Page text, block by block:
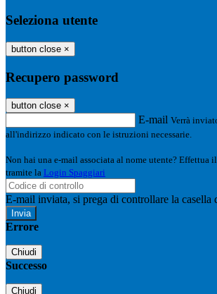
Seleziona utente
button close ×
Recupero password
button close ×
E-mail Verrà
all'indirizzo indicato con le istruzioni necessarie.
Non hai una e-mail associata al nome utente? Effettua
tramite la Login Spaggiari
E-mail inviata, si prega di controllare la casella
Errore
Chiudi
Successo
Chiudi